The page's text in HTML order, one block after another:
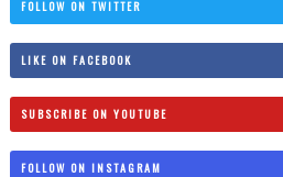
FOLLOW ON TWITTER
LIKE ON FACEBOOK
SUBSCRIBE ON YOUTUBE
FOLLOW ON INSTAGRAM